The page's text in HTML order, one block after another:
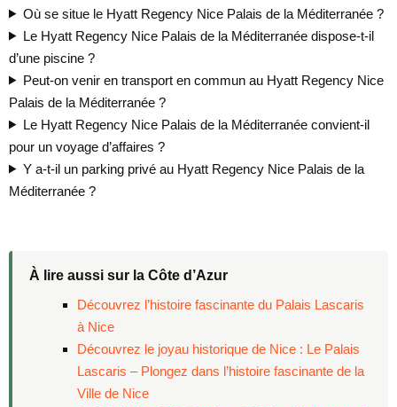
Où se situe le Hyatt Regency Nice Palais de la Méditerranée ?
Le Hyatt Regency Nice Palais de la Méditerranée dispose-t-il
d’une piscine ?
Peut-on venir en transport en commun au Hyatt Regency Nice
Palais de la Méditerranée ?
Le Hyatt Regency Nice Palais de la Méditerranée convient-il
pour un voyage d’affaires ?
Y a-t-il un parking privé au Hyatt Regency Nice Palais de la
Méditerranée ?
À lire aussi sur la Côte d’Azur
Découvrez l’histoire fascinante du Palais Lascaris
à Nice
Découvrez le joyau historique de Nice : Le Palais
Lascaris – Plongez dans l’histoire fascinante de la
Ville de Nice